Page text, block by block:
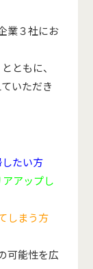
業３社にお
ともに、
いただき
したい方
アアップし
しまう方
可能性を広